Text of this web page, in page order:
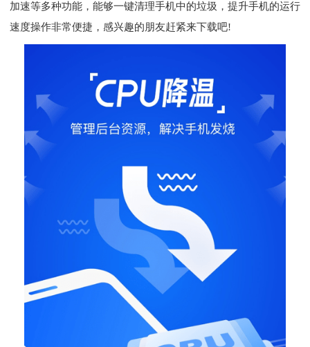
加速等多种功能，能够一键清理手机中的垃圾，提升手机的运行
速度操作非常便捷，感兴趣的朋友赶紧来下载吧!